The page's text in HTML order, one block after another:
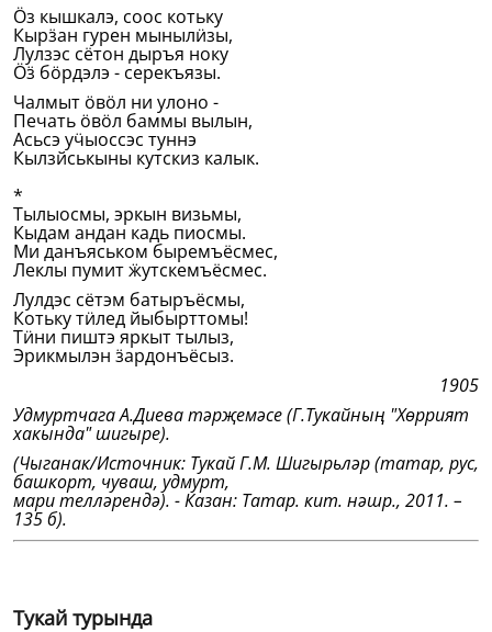
Ӧз кышкалэ, соос котьку
Кырӟан гурен мынылӥзы,
Лулзэс сётон дыръя ноку
Ӧӟ бӧрдэлэ - серекъязы.
Чалмыт ӧвӧл ни улоно -
Печать ӧвӧл баммы вылын,
Асьсэ уӵыоссэс туннэ
Кылзйськыны кутскиз калык.
*
Тылыосмы, эркын визьмы,
Кыдам андан кадь пиосмы.
Ми данъяськом быремъёсмес,
Леклы пумит ӝутскемъёсмес.
Лулдэс сётэм батыръёсмы,
Котьку тӥлед йыбырттомы!
Тӥни пиштэ яркыт тылыз,
Эрикмылэн ӟардонъёсыз.
1905
Удмуртчага А.Диева тәрҗемәсе (Г.Тукайның "Хөррият
хакында" шигыре).
(Чыганак/Источник: Тукай Г.М. Шигырьләр (татар, рус,
башкорт, чуваш, удмурт,
мари телләрендә). - Казан: Татар. кит. нәшр., 2011. –
135 б).
Тукай турында